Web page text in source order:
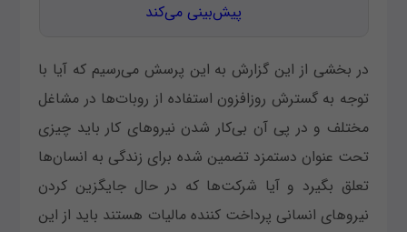
پیش‌بینی می‌کند
در بخشی از این گزارش به این پرسش می‌رسیم که آیا با
توجه به گسترش روزافزون استفاده از روبات‌ها در مشاغل
مختلف و در پی آن بی‌کار شدن نیروهای کار باید چیزی
تحت عنوان دستمزد تضمین شده برای زندگی به انسان‌ها
تعلق بگیرد و آیا شرکت‌ها که در حال جایگزین کردن
نیروهای انسانی پرداخت کننده مالیات هستند باید از این